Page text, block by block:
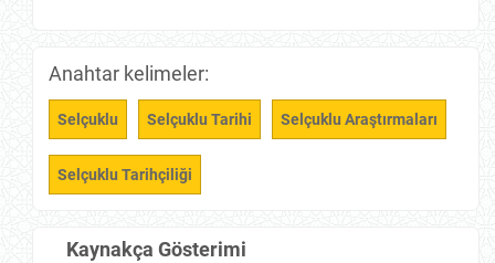
Anahtar kelimeler:
Selçuklu Selçuklu Tarihi Selçuklu Araştırmaları
Selçuklu Tarihçiliği
Kaynakça Gösterimi